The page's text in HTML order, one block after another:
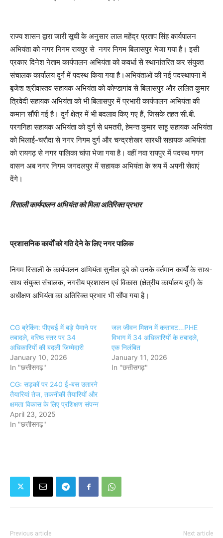
राज्य शासन द्वारा जारी सूची के अनुसार लाल महेंद्र प्रताप सिंह कार्यपालन
अभियंता को नगर निगम रायपुर से नगर निगम बिलासपुर भेजा गया है। इसी
प्रकार दिनेश नेताम कार्यपालन अभियंता को कवर्धा से स्थानांतरित कर संयुक्त
संचालक कार्यालय दुर्ग में पदस्थ किया गया है।अभियंताओं की नई पदस्थापना में
बृजेश श्रीवास्तव सहायक अभियंता को कोण्डागांव से बिलासपुर और ललित कुमार
त्रिवेदी सहायक अभियंता को भी बिलासपुर में प्रभारी कार्यपालन अभियंता की
कमान सौंपी गई है। दुर्ग क्षेत्र में भी बदलाव किए गए हैं, जिसके तहत सी.बी.
परगनिहा सहायक अभियंता को दुर्ग से धमतरी, हेमन्त कुमार साहू सहायक अभियंता
को भिलाई-चरौदा से नगर निगम दुर्ग और चन्द्रशेखर सारथी सहायक अभियंता
को रायगढ़ से नगर पालिका चांपा भेजा गया है। वहीं नवा रायपुर में पदस्थ गगन
वासन अब नगर निगम जगदलपुर में सहायक अभियंता के रूप में अपनी सेवाएं
देंगे।
रिसाली कार्यपालन अभियंता को मिला अतिरिक्त प्रभार
प्रशासनिक कार्यों को गति देने के लिए नगर पालिक
निगम रिसाली के कार्यपालन अभियंता सुनील दुबे को उनके वर्तमान कार्यों के साथ-
साथ संयुक्त संचालक, नगरीय प्रशासन एवं विकास (क्षेत्रीय कार्यालय दुर्ग) के
अधीक्षण अभियंता का अतिरिक्त प्रभार भी सौंपा गया है।
CG ब्रेकिंग: पीएचई में बड़े पैमाने पर
तबादले, वरिष्ठ स्तर पर 34
अधिकारियों की बदली जिम्मेदारी
January 10, 2026
In "छत्तीसगढ़"
जल जीवन मिशन में कसावट…PHE
विभाग में 34 अधिकारियों के तबादले,
एक निलंबित
January 11, 2026
In "छत्तीसगढ़"
CG: सड़कों पर 240 ई-बस उतारने
तैयारियां तेज, तकनीकी तैयारियों और
क्षमता विकास के लिए प्रशिक्षण संपन्न
April 23, 2025
In "छत्तीसगढ़"
Previous article Next article